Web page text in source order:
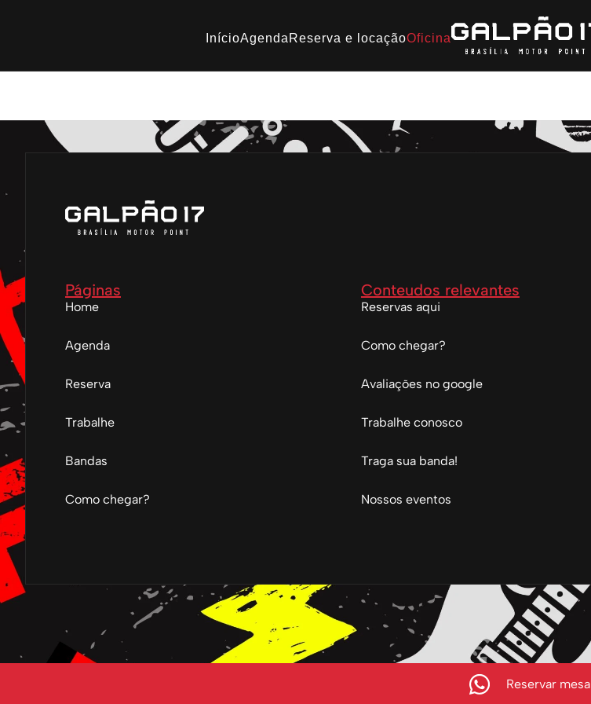
InícioAgenda Reserva e locaçãoOficina
Páginas
Home
Agenda
Reserva
Trabalhe
Bandas
Como chegar?
Conteudos relevantes
Reservas aqui
Como chegar?
Avaliações no google
Trabalhe conosco
Traga sua banda!
Nossos eventos
Reservar mesa